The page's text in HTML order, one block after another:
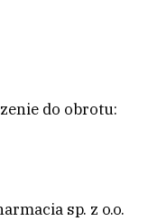
do obrotu:
sp. z o.o.